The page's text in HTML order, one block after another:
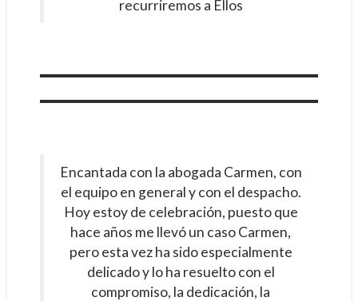
recurriremos a Ellos
Encantada con la abogada Carmen, con
el equipo en general y con el despacho.
Hoy estoy de celebración, puesto que
hace años me llevó un caso Carmen,
pero esta vez ha sido especialmente
delicado y lo ha resuelto con el
compromiso, la dedicación, la